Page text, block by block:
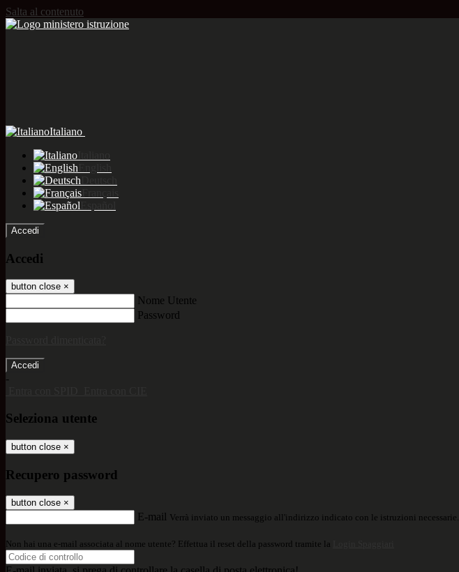
Salta al contenuto
Italiano
Accedi
Accedi
button close ×
Nome Utente
Password
-
Seleziona utente
button close ×
Recupero password
button close ×
E-mail Verrà inviato un messaggio all'indirizzo indicato con le istruzioni necessarie.
Non hai una e-mail associata al nome utente? Effettua il reset della password tramite la